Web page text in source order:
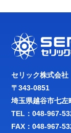
セリック株式会社
〒343-0851
埼玉県越谷市七
TEL：048-967-
FAX：048-967-